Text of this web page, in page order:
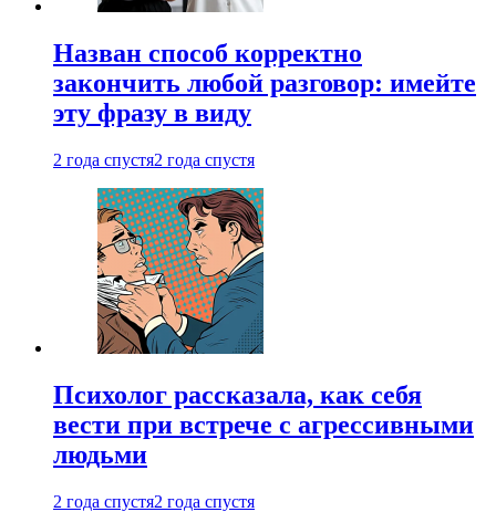
Назван способ корректно
закончить любой разговор: имейте
эту фразу в виду
2 года спустя2 года спустя
Психолог рассказала, как себя
вести при встрече с агрессивными
людьми
2 года спустя2 года спустя